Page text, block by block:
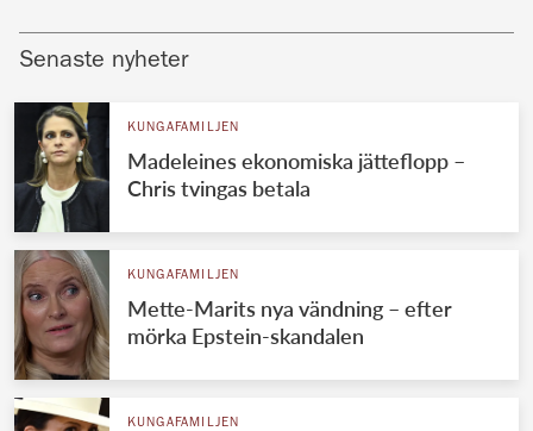
Senaste nyheter
KUNGAFAMILJEN
Madeleines ekonomiska jätteflopp –
Chris tvingas betala
KUNGAFAMILJEN
Mette-Marits nya vändning – efter
mörka Epstein-skandalen
KUNGAFAMILJEN